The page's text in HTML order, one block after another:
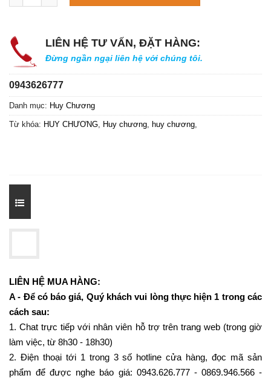
LIÊN HỆ TƯ VẤN, ĐẶT HÀNG:
Đừng ngần ngại liên hệ với chúng tôi.
0943626777
Danh mục: Huy Chương
Từ khóa: HUY CHƯƠNG, Huy chương, huy chương,
LIÊN HỆ MUA HÀNG:
A - Để có báo giá, Quý khách vui lòng thực hiện 1 trong các
cách sau:
1. Chat trực tiếp với nhân viên hỗ trợ trên trang web (trong giờ
làm việc, từ 8h30 - 18h30)
2. Điện thoại tới 1 trong 3 số hotline cửa hàng, đọc mã sản
phẩm để được nghe báo giá: 0943.626.777 - 0869.946.566 -